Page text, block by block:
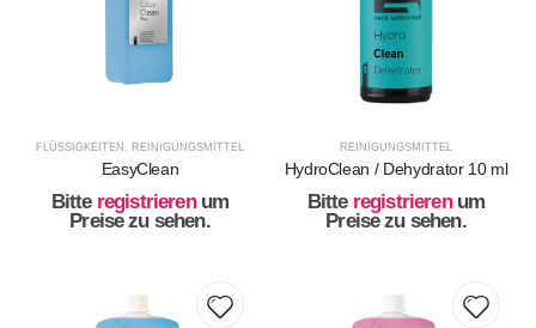
FLÜSSIGKEITEN , REINIGUNGSMITTEL
EasyClean
Bitte registrieren um
Preise zu sehen.
REINIGUNGSMITTEL
HydroClean / Dehydrator 10 ml
Bitte registrieren um
Preise zu sehen.